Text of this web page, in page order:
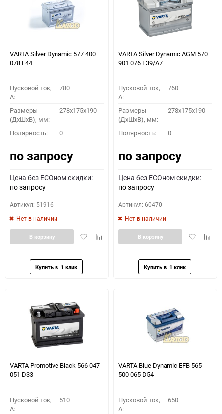
VARTA Silver Dynamic 577 400
078 E44
Пусковой ток,
A:
780
Размеры
(ДхШхВ), мм:
278x175x190
Полярность: 0
по запросу
Цена без ECOном скидки:
по запросу
Артикул: 51916
Нет в наличии
ДобавитьДобавить
В корзину
VARTA Silver Dynamic AGM 570
901 076 E39/A7
Пусковой ток,
A:
760
Размеры
(ДхШхВ), мм:
278x175x190
Полярность: 0
по запросу
Цена без ECOном скидки:
по запросу
Артикул: 60470
Нет в наличии
Добавить
В корзину
VARTA Promotive Black 566 047
051 D33
Пусковой ток,
A:
510
VARTA Blue Dynamic EFB 565
500 065 D54
Пусковой ток,
A:
650